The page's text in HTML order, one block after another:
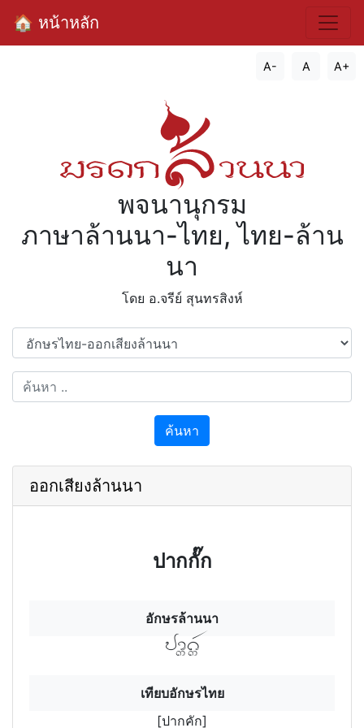
🏠 หน้าหลัก
A- A A+
พจนานุกรม
ภาษาล้านนา-ไทย, ไทย-ล้าน
นา
โดย อ.จรีย์​ สุนทรสิงห์
ค้นหา
ออกเสียงล้านนา
ปากกั๊ก
อักษรล้านนา
ปากฯคักฯ
เทียบอักษรไทย
[ปากคัก]